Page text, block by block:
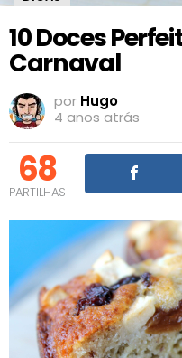
10 Doces
Carnaval
por Hugo
4 anos atrás
68
PARTILHAS